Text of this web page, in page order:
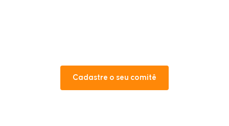
Cadastre o seu comitê